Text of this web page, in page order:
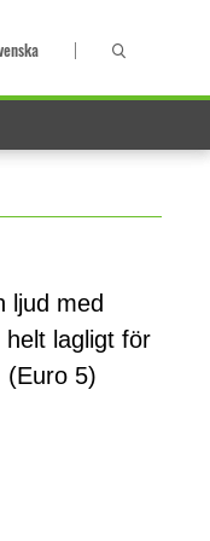
ljud med
lagligt för
(Euro 5)